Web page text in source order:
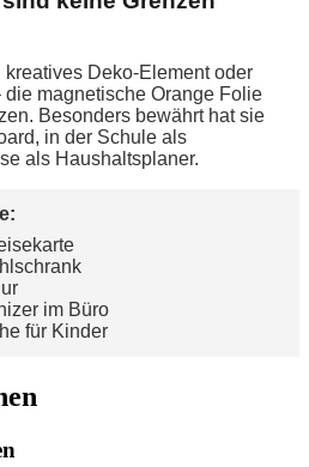
Deko-Element oder
magnetische Orange Folie
Besonders bewährt hat sie
in der Schule als
als Haushaltsplaner.
im Büro
für Kinder